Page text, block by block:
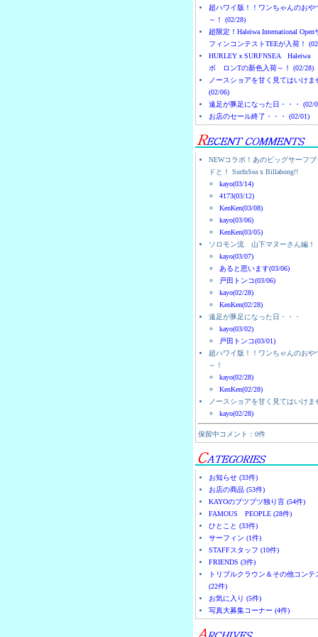
超ハワイ版！！ワンちゃんのおや
～！ (02/28)
超限定！Haleiwa International Open
フィンコンテストTEEが入荷！
HURLEYｘSURFNSEA Haleiwa
ボ ロンTの新色入荷～！ (02/28)
ノースショアを甘く見てはいけま
(02/06)
遠足が豚足になった日・・・ (02/
お店のセール終了・・・ (02/01)
NEWコラボ！あのビッグサーフブ
ドと！ SurfnSea x Billabong!!
kayo(03/14)
4173(03/12)
KenKen(03/08)
kayo(03/06)
KenKen(03/05)
ソロモン流 山下マヌーさん編！
kayo(03/07)
あると思います(03/06)
戸田トンコ(03/06)
kayo(02/28)
KenKen(02/28)
遠足が豚足になった日・・・
kayo(03/02)
戸田トンコ(03/01)
超ハワイ版！！ワンちゃんのおや
～！
kayo(02/28)
KenKen(02/28)
ノースショアを甘く見てはいけま
kayo(02/28)
保留中コメント：0件
お知らせ (33件)
お店の商品 (53件)
KAYOのブツブツ独り言 (54件)
FAMOUS PEOPLE (28件)
ひとこと (33件)
サーフィン (1件)
STAFFスタッフ (10件)
FRIENDS (3件)
トリプルクラウン＆その他コンテ
(22件)
お気に入り (5件)
写真大募集コーナー (4件)